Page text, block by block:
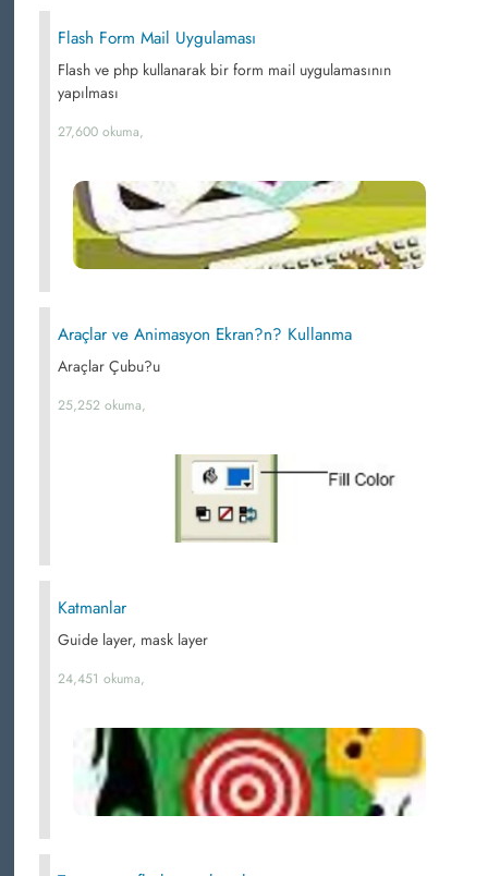
Flash Form Mail Uygulaması
Flash ve php kullanarak bir form mail uygulamasının
yapılması
27,600 okuma,
Araçlar ve Animasyon Ekran?n? Kullanma
Araçlar Çubu?u
25,252 okuma,
Katmanlar
Guide layer, mask layer
24,451 okuma,